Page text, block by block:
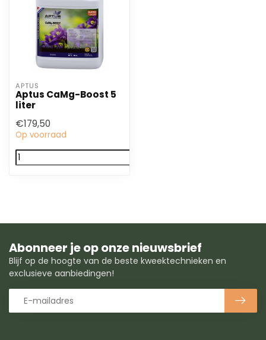
APTUS
Aptus CaMg-Boost 5
liter
€179,50
Op voorraad
Abonneer je op onze nieuwsbrief
Blijf op de hoogte van de beste kweektechnieken en
exclusieve aanbiedingen!